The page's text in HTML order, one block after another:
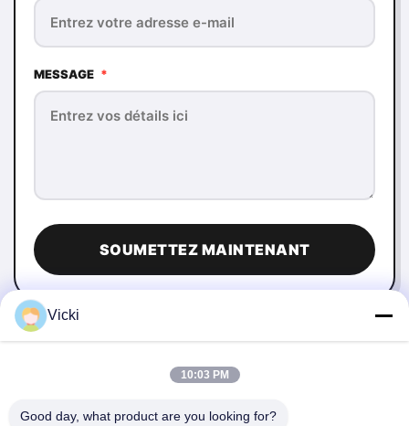
MESSAGE *
SOUMETTEZ MAINTENANT
Vicki
10:03 PM
Good day, what product are you looking for?